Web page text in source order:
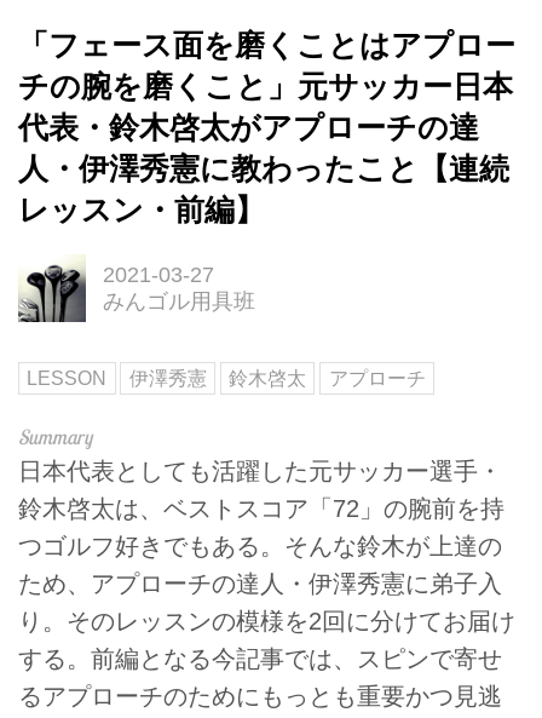
「フェース面を磨くことはアプロー
チの腕を磨くこと」元サッカー日本
代表・鈴木啓太がアプローチの達
人・伊澤秀憲に教わったこと【連続
レッスン・前編】
2021-03-27
みんゴル用具班
LESSON 伊澤秀憲 鈴木啓太 アプローチ
日本代表としても活躍した元サッカー選手・
鈴木啓太は、ベストスコア「72」の腕前を持
つゴルフ好きでもある。そんな鈴木が上達の
ため、アプローチの達人・伊澤秀憲に弟子入
り。そのレッスンの模様を2回に分けてお届け
する。前編となる今記事では、スピンで寄せ
るアプローチのためにもっとも重要かつ見逃